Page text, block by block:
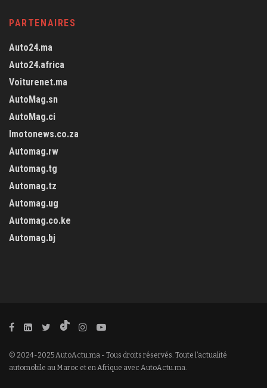
PARTENAIRES
Auto24.ma
Auto24.africa
Voiturenet.ma
AutoMag.sn
AutoMag.ci
Imotonews.co.za
Automag.rw
Automag.tg
Automag.tz
Automag.ug
Automag.co.ke
Automag.bj
© 2024-2025 AutoActu.ma - Tous droits réservés. Toute l’actualité
automobile au Maroc et en Afrique avec AutoActu.ma.